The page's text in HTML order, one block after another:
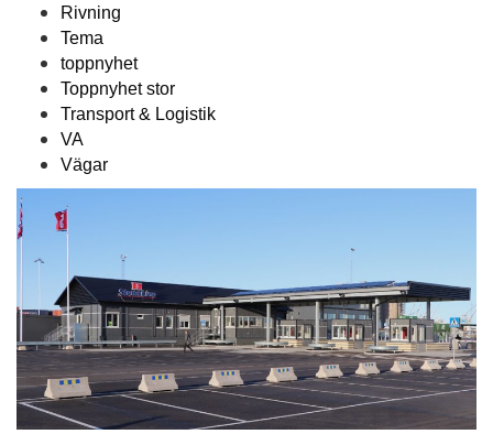
Rivning
Tema
toppnyhet
Toppnyhet stor
Transport & Logistik
VA
Vägar